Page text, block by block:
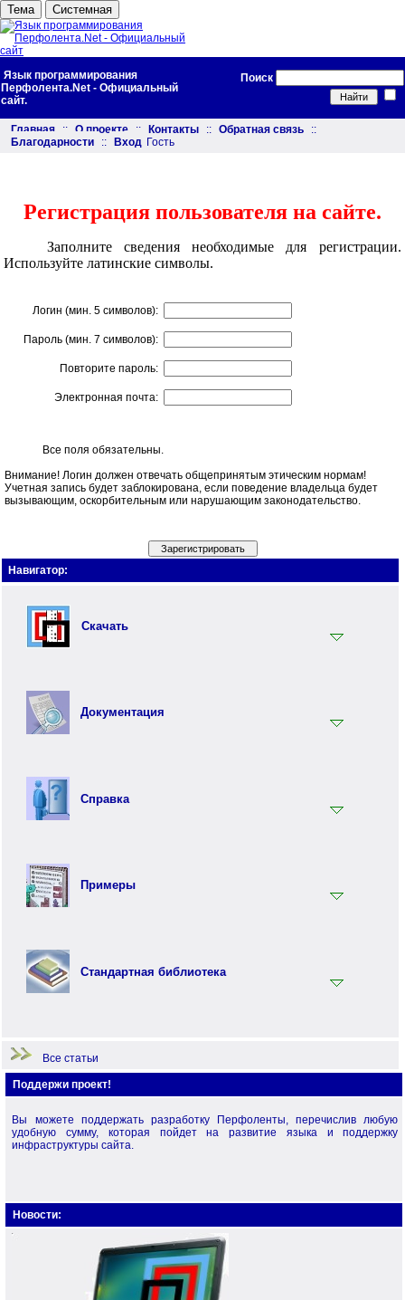
Тема Системная
Язык программирования
Перфолента.Net - Официальный
сайт.
Поиск
Главная :: О проекте :: Контакты :: Обратная связь
::
Благодарности
:: Вход Гость
Регистрация пользователя на сайте.
Заполните сведения необходимые для регистрации.
Используйте латинские символы.
Логин (мин. 5 символов):
Пароль (мин. 7 символов):
Повторите пароль:
Электронная почта:
Все поля обязательны.
Внимание! Логин должен отвечать общепринятым этическим нормам!
Учетная запись будет заблокирована, если поведение владельца будет
вызывающим, оскорбительным или нарушающим законодательство.
Навигатор:
Скачать
Документация
Инструментарий
Документация
Синтаксис языка Перфолента
Практика программирования на языке Перфолента
Перфо - функциональный язык программирования
Справка
Встроенные функции
Терминология
Примеры
Примеры по стандартной библиотеке
Примеры по языку Перфо
Стандартная библиотека
Все статьи
Поддержи проект!
Вы можете поддержать разработку Перфоленты, перечислив любую
удобную сумму, которая пойдет на развитие языка и поддержку
инфраструктуры сайта.
Новости: